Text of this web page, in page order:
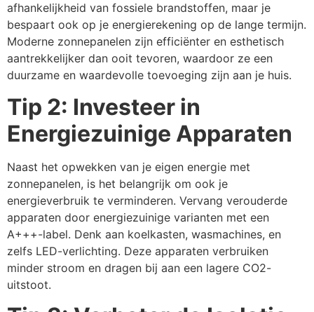
afhankelijkheid van fossiele brandstoffen, maar je
bespaart ook op je energierekening op de lange termijn.
Moderne zonnepanelen zijn efficiënter en esthetisch
aantrekkelijker dan ooit tevoren, waardoor ze een
duurzame en waardevolle toevoeging zijn aan je huis.
Tip 2: Investeer in
Energiezuinige Apparaten
Naast het opwekken van je eigen energie met
zonnepanelen, is het belangrijk om ook je
energieverbruik te verminderen. Vervang verouderde
apparaten door energiezuinige varianten met een
A+++-label. Denk aan koelkasten, wasmachines, en
zelfs LED-verlichting. Deze apparaten verbruiken
minder stroom en dragen bij aan een lagere CO2-
uitstoot.